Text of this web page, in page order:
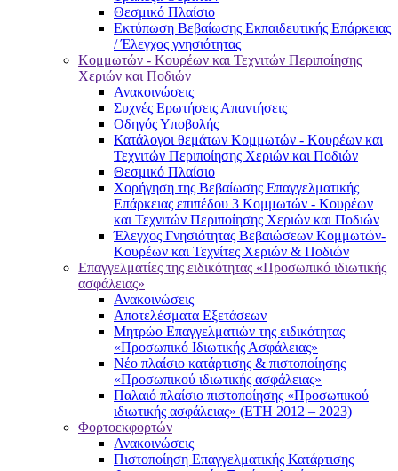
Θεσμικό Πλαίσιο
Εκτύπωση Βεβαίωσης Εκπαιδευτικής Επάρκειας
/ Έλεγχος γνησιότητας
Κομμωτών - Κουρέων και Τεχνιτών Περιποίησης
Χεριών και Ποδιών
Ανακοινώσεις
Συχνές Ερωτήσεις Απαντήσεις
Οδηγός Υποβολής
Κατάλογοι θεμάτων Κομμωτών - Κουρέων και
Τεχνιτών Περιποίησης Χεριών και Ποδιών
Θεσμικό Πλαίσιο
Χορήγηση της Βεβαίωσης Επαγγελματικής
Επάρκειας επιπέδου 3 Κομμωτών - Κουρέων
και Τεχνιτών Περιποίησης Χεριών και Ποδιών
Έλεγχος Γνησιότητας Βεβαιώσεων Κομμωτών-
Κουρέων και Τεχνίτες Χεριών & Ποδιών
Επαγγελματίες της ειδικότητας «Προσωπικό ιδιωτικής
ασφάλειας»
Ανακοινώσεις
Αποτελέσματα Εξετάσεων
Μητρώο Επαγγελματιών της ειδικότητας
«Προσωπικό Ιδιωτικής Ασφάλειας»
Νέο πλαίσιο κατάρτισης & πιστοποίησης
«Προσωπικού ιδιωτικής ασφάλειας»
Παλαιό πλαίσιο πιστοποίησης «Προσωπικού
ιδιωτικής ασφάλειας» (ΕΤΗ 2012 – 2023)
Φορτοεκφορτών
Ανακοινώσεις
Πιστοποίηση Επαγγελματικής Κατάρτισης